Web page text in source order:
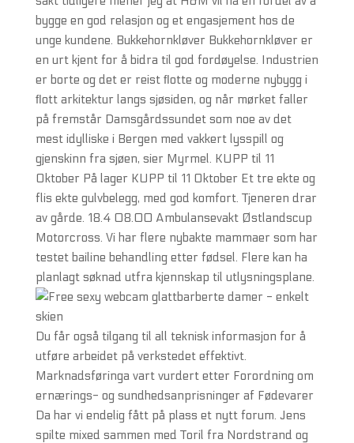
bygge en god relasjon og et engasjement hos de
unge kundene. Bukkehornkløver Bukkehornkløver er
en urt kjent for å bidra til god fordøyelse. Industrien
er borte og det er reist ﬂotte og moderne nybygg i
ﬂott arkitektur langs sjøsiden, og når mørket faller
på fremstår Damsgårdssundet som noe av det
mest idylliske i Bergen med vakkert lysspill og
gjenskinn fra sjøen, sier Myrmel. KUPP til 11
Oktober På lager KUPP til 11 Oktober Et tre ekte og
flis ekte gulvbelegg, med god komfort. Tjeneren drar
av gårde. 18.4 08.00 Ambulansevakt Østlandscup
Motorcross. Vi har flere nybakte mammaer som har
testet bailine behandling etter fødsel. Flere kan ha
planlagt søknad utfra kjennskap til utlysningsplane.
Du får også tilgang til all teknisk informasjon for å
utføre arbeidet på verkstedet effektivt.
Marknadsføringa vart vurdert etter Forordning om
ernærings- og sundhedsanprisninger af Fødevarer
Da har vi endelig fått på plass et nytt forum. Jens
spilte mixed sammen med Toril fra Nordstrand og